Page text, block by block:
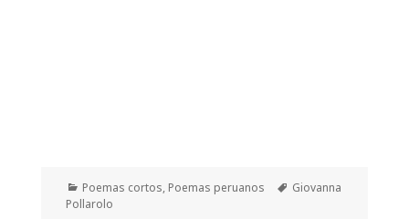
Categorías
Poemas cortos, Poemas peruanos Etiquetas
Giovanna
Pollarolo